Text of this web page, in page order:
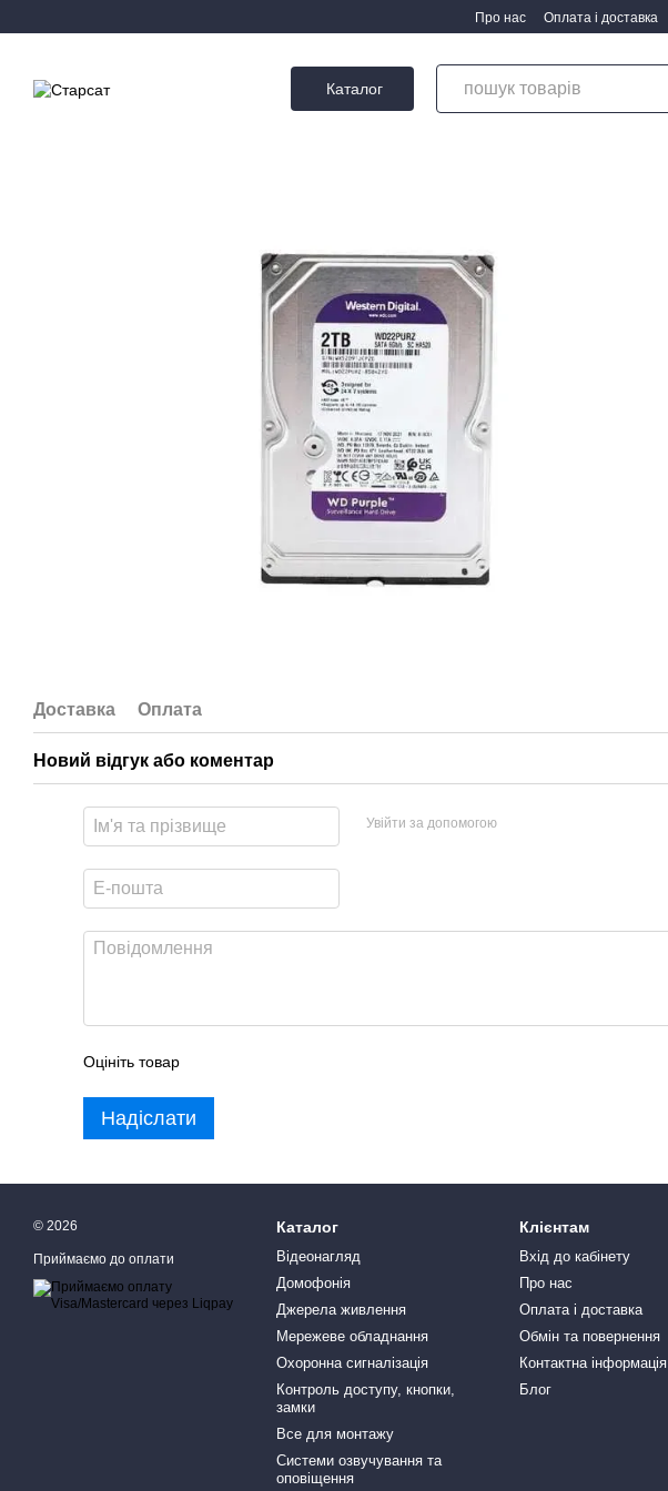
Про нас Оплата і доставка
Каталог
Доставка Оплата
Новий відгук або коментар
Увійти за допомогою
Оцініть товар
Надіслати
© 2026
Приймаємо до оплати
Каталог
Відеонагляд
Домофонія
Джерела живлення
Мережеве обладнання
Охоронна сигналізація
Контроль доступу, кнопки,
замки
Все для монтажу
Системи озвучування та
оповіщення
Клієнтам
Вхід до кабінету
Про нас
Оплата і доставка
Обмін та повернення
Контактна інформація
Блог